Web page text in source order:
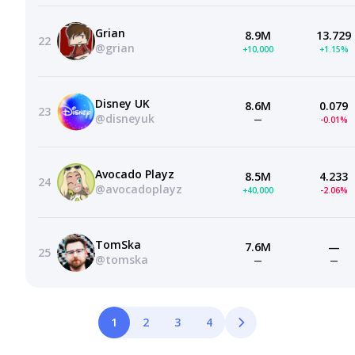
22
Grian
@grian
8.9M
+10,000
13.729
+1.15%
23
Disney UK
@disneyuk
8.6M
—
0.079
-0.01%
24
Avocado Playz
@avocadoplayz
8.5M
+40,000
4.233
-2.06%
25
TomSka
@tomska
7.6M
—
—
—
1 2 3 4